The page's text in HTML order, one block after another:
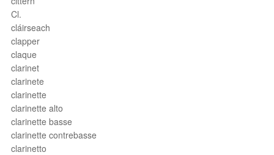
Cl.
cláirseach
clapper
claque
clarinet
clarinete
clarinette
clarinette alto
clarinette basse
clarinette contrebasse
clarinetto